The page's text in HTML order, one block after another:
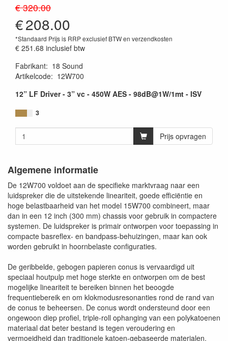
€ 320.00
€208.00
*Standaard Prijs is RRP exclusief BTW en verzendkosten
€ 251.68 inclusief btw
Fabrikant: 18 Sound
Artikelcode: 12W700
12” LF Driver - 3” vc - 450W AES - 98dB@1W/1mt - ISV
3
Prijs opvragen
Algemene informatie
De 12W700 voldoet aan de specifieke marktvraag naar een
luidspreker die de uitstekende lineariteit, goede efficiëntie en
hoge belastbaarheid van het model 15W700 combineert, maar
dan in een 12 inch (300 mm) chassis voor gebruik in compactere
systemen. De luidspreker is primair ontworpen voor toepassing in
compacte basreflex- en bandpass-behuizingen, maar kan ook
worden gebruikt in hoornbelaste configuraties.
De geribbelde, gebogen papieren conus is vervaardigd uit
speciaal houtpulp met hoge sterkte en ontworpen om de best
mogelijke lineariteit te bereiken binnen het beoogde
frequentiebereik en om klokmodusresonanties rond de rand van
de conus te beheersen. De conus wordt ondersteund door een
ongewoon diep profiel, triple-roll ophanging van een polykatoenen
materiaal dat beter bestand is tegen veroudering en
vermoeidheid dan traditionele katoen-gebaseerde materialen.